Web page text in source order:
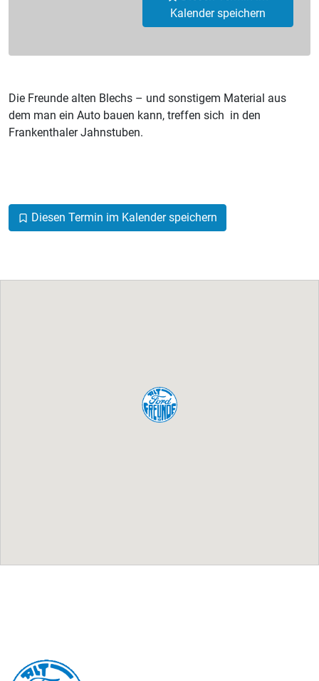
Kalender speichern
Die Freunde alten Blechs – und sonstigem Material aus
dem man ein Auto bauen kann, treffen sich in den
Frankenthaler Jahnstuben.
Diesen Termin im Kalender speichern